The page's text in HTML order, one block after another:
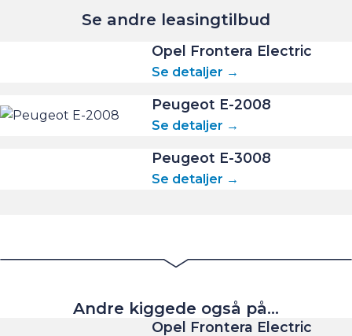
Se andre leasingtilbud
Opel Frontera Electric
Se detaljer →
Peugeot E-2008
Se detaljer →
Peugeot E-3008
Se detaljer →
Andre kiggede også på...
Opel Frontera Electric